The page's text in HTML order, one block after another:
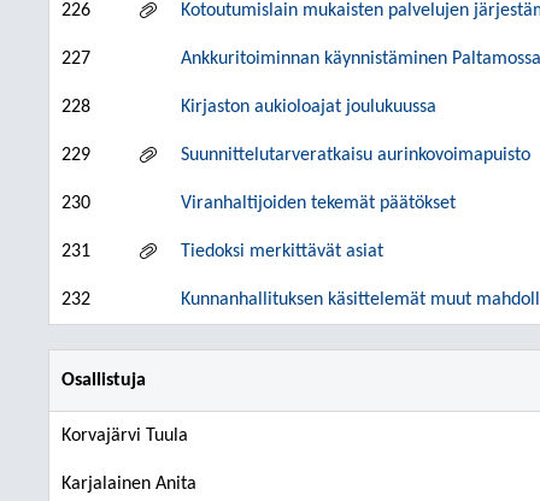
226 Kotoutumislain mukaisten palvelujen
227 Ankkuritoiminnan käynnistäminen Paltamossa
228 Kirjaston aukioloajat joulukuussa
229 Suunnittelutarveratkaisu aurinkovoimapuisto
230 Viranhaltijoiden tekemät päätökset
231 Tiedoksi merkittävät asiat
232 Kunnanhallituksen käsittelemät muut
Osallistuja
Korvajärvi Tuula
Karjalainen Anita